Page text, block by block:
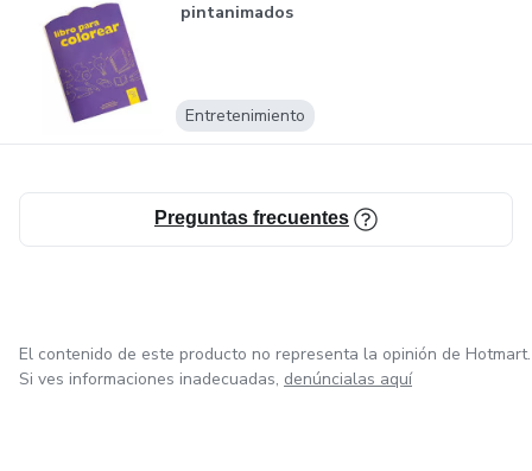
pintanimados
Entretenimiento
Preguntas frecuentes
El contenido de este producto no representa la opinión de Hotmart.
Si ves informaciones inadecuadas, denúncialas aquí